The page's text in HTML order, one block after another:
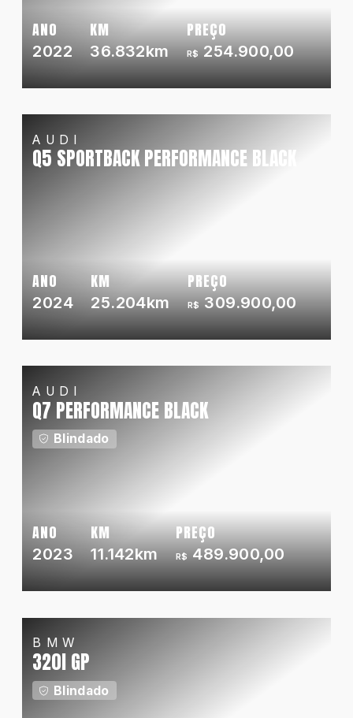
ANO
2022
KM
36.832km
PREÇO
R$254.900,00
AUDI
Q5 SPORTBACK PERFORMANCE BLACK
ANO
2024
KM
25.204km
PREÇO
R$309.900,00
AUDI
Q7 PERFORMANCE BLACK
Blindado
ANO
2023
KM
11.142km
PREÇO
R$489.900,00
BMW
320I GP
Blindado